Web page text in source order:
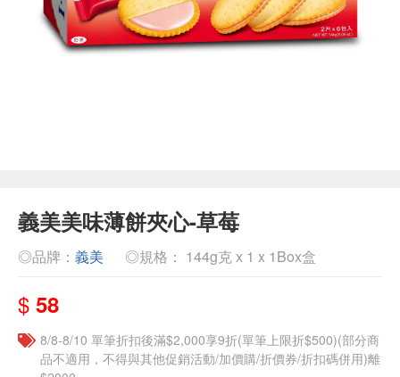
義美美味薄餅夾心-草莓
◎品牌： 義美 ◎規格： 144g克 x 1 x 1Box盒
$ 58
8/8-8/10 單筆折扣後滿$2,000享9折(單筆上限折$500)(部分商
品不適用，不得與其他促銷活動/加價購/折價券/折扣碼併用)離